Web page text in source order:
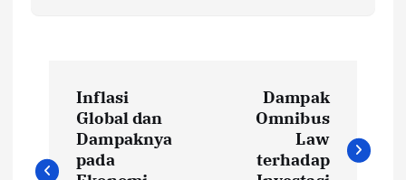
v
Inflasi
Global dan
Dampaknya
pada
Dampak
Omnibus
Law
terhadap